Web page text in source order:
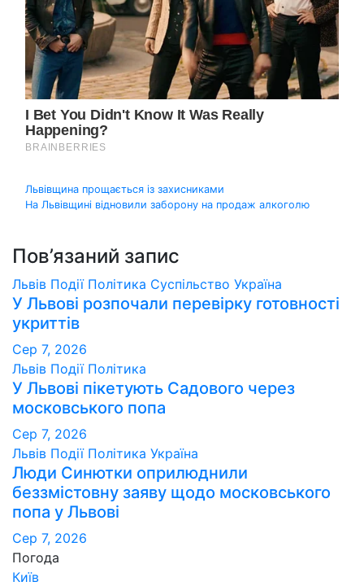
Навігація
Львівщина прощається із захисниками
На Львівщині відновили заборону на продаж алкоголю
Пов’язаний запис
Львів Події Політика Суспільство Україна
У Львові розпочали перевірку готовності
укриттів
Сер 7, 2026
Львів Події Політика
У Львові пікетують Садового через
московського попа
Сер 7, 2026
Львів Події Політика Україна
Люди Синютки оприлюднили
беззмістовну заяву щодо московського
попа у Львові
Сер 7, 2026
Погода
Київ